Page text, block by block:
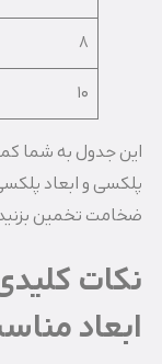
8
10
این جدول به شما
پلکسی و ابعاد
ضخامت تخمین
نکات
ابعاد